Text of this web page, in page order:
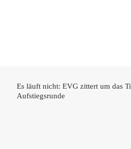
Es läuft nicht: EVG zittert um das
Aufstiegsrunde